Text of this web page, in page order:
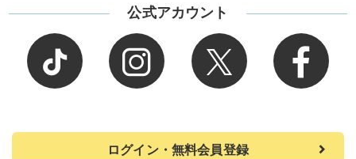
公式アカウント
ログイン・無料会員登録